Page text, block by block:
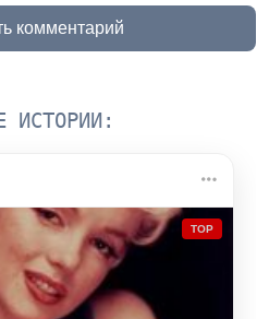
комментарий
ИСТОРИИ:
TOP